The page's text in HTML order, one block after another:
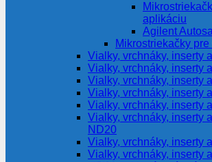
aplikáciu
Agilent
Mikrostriekačky
Vialky, vrchnáky, inserty
Vialky, vrchnáky, inserty
Vialky, vrchnáky, inserty
Vialky, vrchnáky, inserty
Vialky, vrchnáky, inserty
Vialky, vrchnáky, inserty
ND20
Vialky, vrchnáky, inserty
Vialky, vrchnáky, inserty